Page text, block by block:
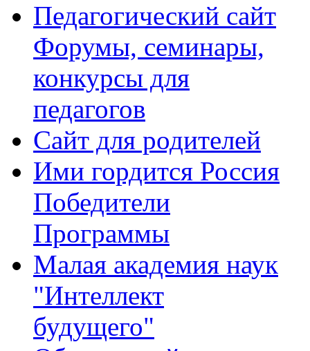
Педагогический сайт
Форумы, семинары,
конкурсы для
педагогов
Сайт для родителей
Ими гордится Россия
Победители
Программы
Малая академия наук
"Интеллект
будущего"